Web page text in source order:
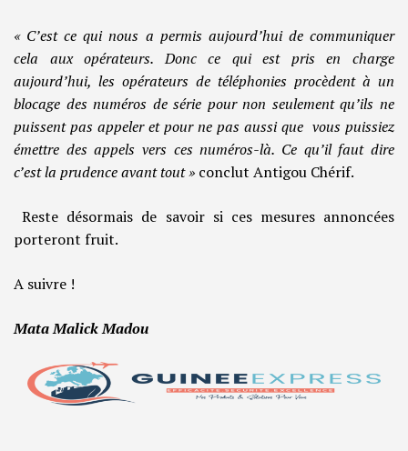
« C’est ce qui nous a permis aujourd’hui de communiquer
cela aux opérateurs. Donc ce qui est pris en charge
aujourd’hui, les opérateurs de téléphonies procèdent à un
blocage des numéros de série pour non seulement qu’ils ne
puissent pas appeler et pour ne pas aussi que vous puissiez
émettre des appels vers ces numéros-là. Ce qu’il faut dire
c’est la prudence avant tout » conclut Antigou Chérif.
Reste désormais de savoir si ces mesures annoncées
porteront fruit.
A suivre !
Mata Malick Madou